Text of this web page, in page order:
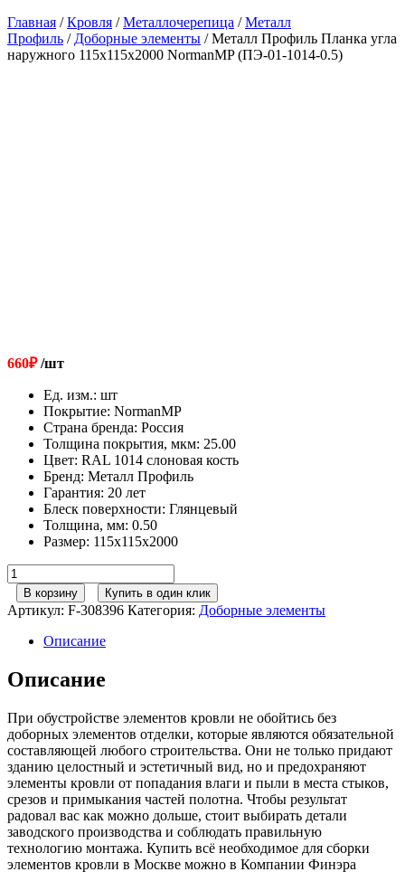
Главная /Кровля /Металлочерепица /Металл
Профиль / Доборные элементы / Металл Профиль Планка угла
наружного 115х115х2000 NormanMP (ПЭ-01-1014-0.5)
660₽/шт
Ед. изм.: шт
Покрытие: NormanMP
Страна бренда: Россия
Толщина покрытия, мкм: 25.00
Цвет: RAL 1014 слоновая кость
Бренд: Металл Профиль
Гарантия: 20 лет
Блеск поверхности: Глянцевый
Толщина, мм: 0.50
Размер: 115х115х2000
Количество
товара
Металл
Профиль
Планка
наружного
115х115х2000
(ПЭ-01-
1014-
0.5)
В корзину Купить в один клик
Артикул: F-308396 Категория: Доборные элементы
Описание
Описание
При обустройстве элементов кровли не обойтись без
доборных элементов отделки, которые являются обязательной
составляющей любого строительства. Они не только придают
зданию целостный и эстетичный вид, но и предохраняют
элементы кровли от попадания влаги и пыли в места стыков,
срезов и примыкания частей полотна. Чтобы результат
радовал вас как можно дольше, стоит выбирать детали
заводского производства и соблюдать правильную
технологию монтажа. Купить всё необходимое для сборки
элементов кровли в Москве можно в Компании Финэра